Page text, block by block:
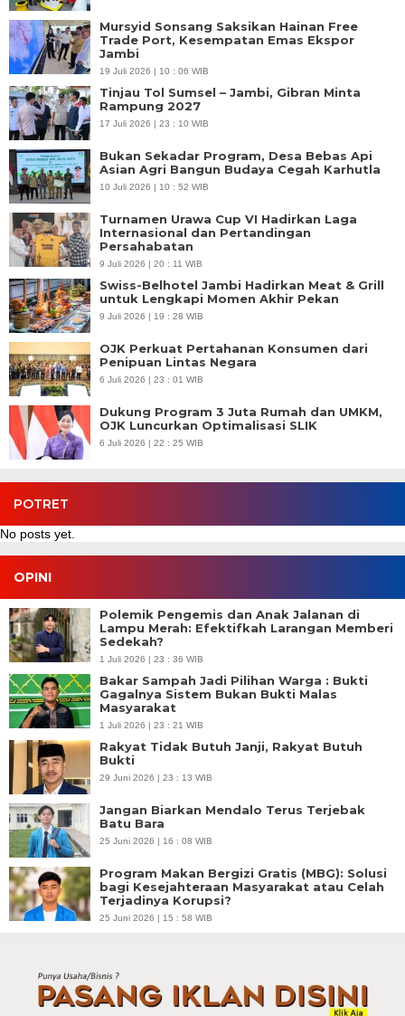
Mursyid Sonsang Saksikan Hainan Free
Trade Port, Kesempatan Emas Ekspor
Jambi
19 Juli 2026 | 10 : 06 WIB
Tinjau Tol Sumsel – Jambi, Gibran Minta
Rampung 2027
17 Juli 2026 | 23 : 10 WIB
Bukan Sekadar Program, Desa Bebas Api
Asian Agri Bangun Budaya Cegah Karhutla
10 Juli 2026 | 10 : 52 WIB
Turnamen Urawa Cup VI Hadirkan Laga
Internasional dan Pertandingan
Persahabatan
9 Juli 2026 | 20 : 11 WIB
Swiss-Belhotel Jambi Hadirkan Meat & Grill
untuk Lengkapi Momen Akhir Pekan
9 Juli 2026 | 19 : 28 WIB
OJK Perkuat Pertahanan Konsumen dari
Penipuan Lintas Negara
6 Juli 2026 | 23 : 01 WIB
Dukung Program 3 Juta Rumah dan UMKM,
OJK Luncurkan Optimalisasi SLIK
6 Juli 2026 | 22 : 25 WIB
POTRET
No posts yet.
OPINI
Polemik Pengemis dan Anak Jalanan di
Lampu Merah: Efektifkah Larangan Memberi
Sedekah?
1 Juli 2026 | 23 : 36 WIB
Bakar Sampah Jadi Pilihan Warga : Bukti
Gagalnya Sistem Bukan Bukti Malas
Masyarakat
1 Juli 2026 | 23 : 21 WIB
Rakyat Tidak Butuh Janji, Rakyat Butuh
Bukti
29 Juni 2026 | 23 : 13 WIB
Jangan Biarkan Mendalo Terus Terjebak
Batu Bara
25 Juni 2026 | 16 : 08 WIB
Program Makan Bergizi Gratis (MBG): Solusi
bagi Kesejahteraan Masyarakat atau Celah
Terjadinya Korupsi?
25 Juni 2026 | 15 : 58 WIB